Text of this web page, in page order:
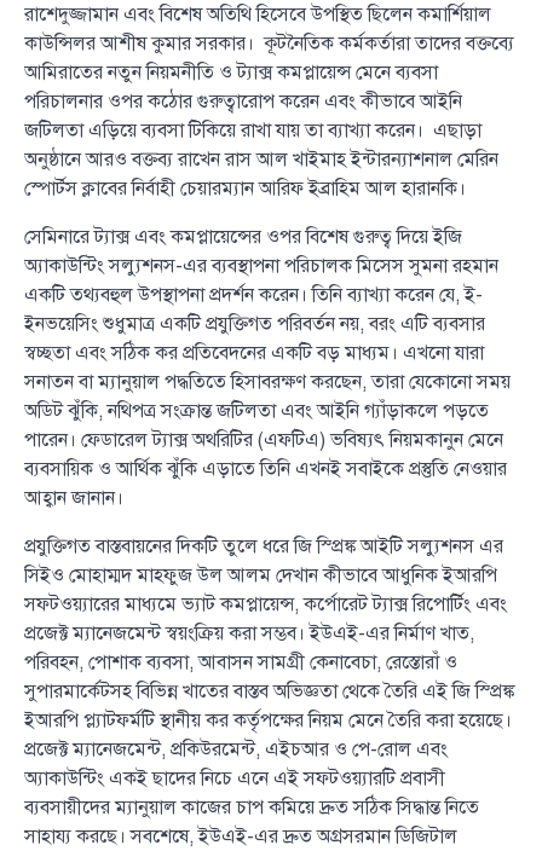
রাশেদুজ্জামান এবং বিশেষ অতিথি হিসেবে উপস্থিত ছিলেন কমার্শিয়াল
কাউন্সিলর আশীষ কুমার সরকার। কূটনৈতিক কর্মকর্তারা তাদের বক্তব্যে
আমিরাতের নতুন নিয়মনীতি ও ট্যাক্স কমপ্লায়েন্স মেনে ব্যবসা
পরিচালনার ওপর কঠোর গুরুত্বারোপ করেন এবং কীভাবে আইনি
জটিলতা এড়িয়ে ব্যবসা টিকিয়ে রাখা যায় তা ব্যাখ্যা করেন। এছাড়া
অনুষ্ঠানে আরও বক্তব্য রাখেন রাস আল খাইমাহ ইন্টারন্যাশনাল মেরিন
স্পোর্টস ক্লাবের নির্বাহী চেয়ারম্যান আরিফ ইব্রাহিম আল হারানকি।
সেমিনারে ট্যাক্স এবং কমপ্লায়েন্সের ওপর বিশেষ গুরুত্ব দিয়ে ইজি
অ্যাকাউন্টিং সল্যুশনস-এর ব্যবস্থাপনা পরিচালক মিসেস সুমনা রহমান
একটি তথ্যবহুল উপস্থাপনা প্রদর্শন করেন। তিনি ব্যাখ্যা করেন যে, ই-
ইনভয়েসিং শুধুমাত্র একটি প্রযুক্তিগত পরিবর্তন নয়, বরং এটি ব্যবসার
স্বচ্ছতা এবং সঠিক কর প্রতিবেদনের একটি বড় মাধ্যম। এখনো যারা
সনাতন বা ম্যানুয়াল পদ্ধতিতে হিসাবরক্ষণ করছেন, তারা যেকোনো সময়
অডিট ঝুঁকি, নথিপত্র সংক্রান্ত জটিলতা এবং আইনি গ্যাঁড়াকলে পড়তে
পারেন। ফেডারেল ট্যাক্স অথরিটির (এফটিএ) ভবিষ্যৎ নিয়মকানুন মেনে
ব্যবসায়িক ও আর্থিক ঝুঁকি এড়াতে তিনি এখনই সবাইকে প্রস্তুতি নেওয়ার
আহ্বান জানান।
প্রযুক্তিগত বাস্তবায়নের দিকটি তুলে ধরে জি স্প্রিঙ্ক আইটি সল্যুশনস এর
সিইও মোহাম্মদ মাহফুজ উল আলম দেখান কীভাবে আধুনিক ইআরপি
সফটওয়্যারের মাধ্যমে ভ্যাট কমপ্লায়েন্স, কর্পোরেট ট্যাক্স রিপোর্টিং এবং
প্রজেক্ট ম্যানেজমেন্ট স্বয়ংক্রিয় করা সম্ভব। ইউএই-এর নির্মাণ খাত,
পরিবহন, পোশাক ব্যবসা, আবাসন সামগ্রী কেনাবেচা, রেস্তোরাঁ ও
সুপারমার্কেটসহ বিভিন্ন খাতের বাস্তব অভিজ্ঞতা থেকে তৈরি এই জি স্প্রিঙ্ক
ইআরপি প্ল্যাটফর্মটি স্থানীয় কর কর্তৃপক্ষের নিয়ম মেনে তৈরি করা হয়েছে।
প্রজেক্ট ম্যানেজমেন্ট, প্রকিউরমেন্ট, এইচআর ও পে-রোল এবং
অ্যাকাউন্টিং একই ছাদের নিচে এনে এই সফটওয়্যারটি প্রবাসী
ব্যবসায়ীদের ম্যানুয়াল কাজের চাপ কমিয়ে দ্রুত সঠিক সিদ্ধান্ত নিতে
সাহায্য করছে। সবশেষে, ইউএই-এর দ্রুত অগ্রসরমান ডিজিটাল